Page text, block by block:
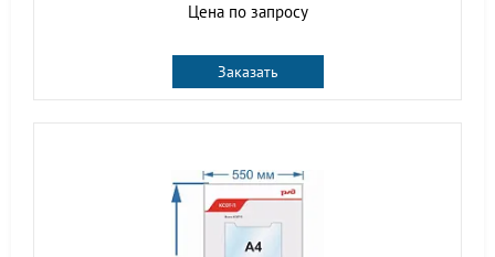
Цена по запросу
Заказать